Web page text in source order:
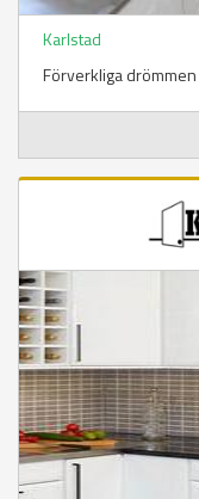
Karlstad
Förverkliga